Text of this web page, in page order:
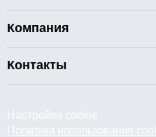
Компания
Контакты
Настройки cookie
Политика использования